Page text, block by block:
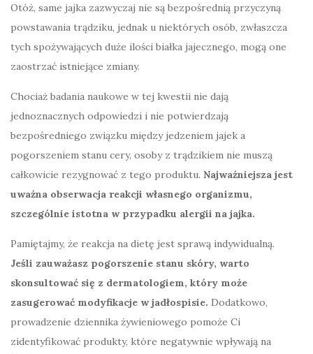
Otóż, same jajka zazwyczaj nie są bezpośrednią przyczyną
powstawania trądziku, jednak u niektórych osób, zwłaszcza
tych spożywających duże ilości białka jajecznego, mogą one
zaostrzać istniejące zmiany.
Chociaż badania naukowe w tej kwestii nie dają
jednoznacznych odpowiedzi i nie potwierdzają
bezpośredniego związku między jedzeniem jajek a
pogorszeniem stanu cery, osoby z trądzikiem nie muszą
całkowicie rezygnować z tego produktu. Najważniejsza jest
uważna obserwacja reakcji własnego organizmu,
szczególnie istotna w przypadku alergii na jajka.
Pamiętajmy, że reakcja na dietę jest sprawą indywidualną.
Jeśli zauważasz pogorszenie stanu skóry, warto
skonsultować się z dermatologiem, który może
zasugerować modyfikacje w jadłospisie. Dodatkowo,
prowadzenie dziennika żywieniowego pomoże Ci
zidentyfikować produkty, które negatywnie wpływają na